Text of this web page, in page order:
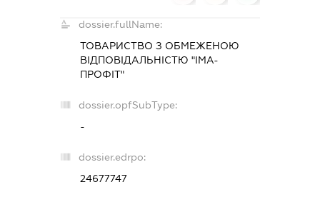
dossier.fullName:
ТОВАРИСТВО З ОБМЕЖЕНОЮ
ВІДПОВІДАЛЬНІСТЮ "ІМА-
ПРОФІТ"
dossier.opfSubType:
-
dossier.edrpo:
24677747